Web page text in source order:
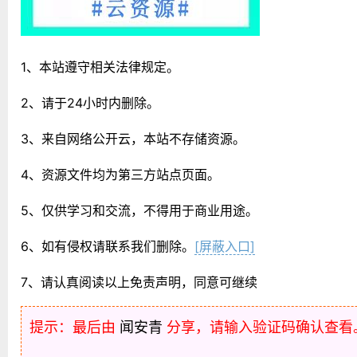
1、本站遵守相关法律规定。
2、请于24小时内删除。
3、来自网络公开云，本站不存储资源。
4、资源文件均为第三方站点页面。
5、仅供学习和交流，不得用于商业用途。
6、如有侵权请联系我们删除。 [屏蔽入口]
7、请认真阅读以上免责声明，同意可继续
提示：最后由 闻安青 分享，请输入验证码确认查看